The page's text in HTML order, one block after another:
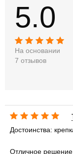
5.0
На основании
7 отзывов
Достоинства:
Отличное решение